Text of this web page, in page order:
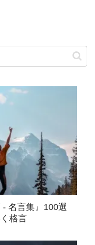
名言集』100選
格言